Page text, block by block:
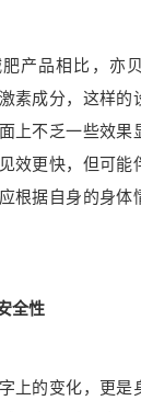
产品相比，亦
素成分，这样的
上不乏一些效果
效更快，但可能
根据自身的身体
全性
上的变化，更是